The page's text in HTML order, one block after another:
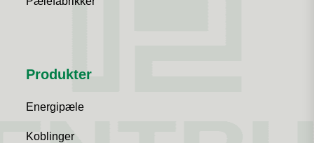
Produkter
Energipæle
Koblinger